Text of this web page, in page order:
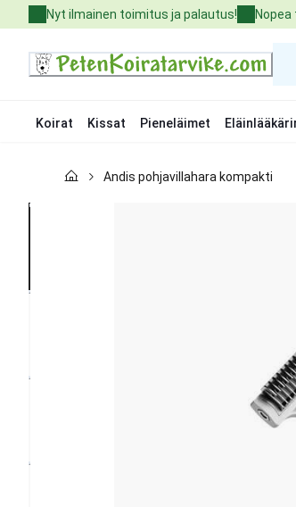
to
Nyt ilmainen toimitus ja palautus!
Koirat Kissat Pieneläimet
Kissat
Andis pohjavillahara kompakti